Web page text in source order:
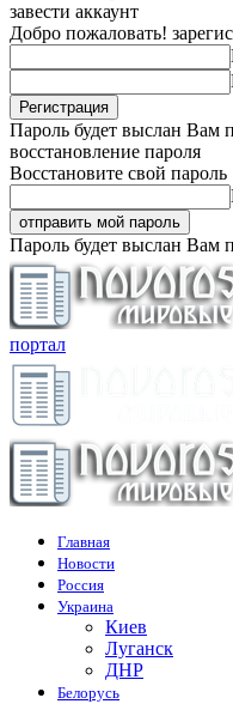
завести аккаунт
Добро пожаловать!
Пароль будет выслан Вам
восстановление пароля
Восстановите свой пароль
Пароль будет выслан Вам
портал
Главная
Новости
Россия
Украина
Киев
Луганск
ДНР
Белорусь